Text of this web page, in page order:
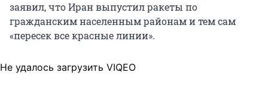
заявил, что Иран выпустил ракеты по
гражданским населенным районам и тем сам
«пересек все красные линии».
Не удалось загрузить VIQEO